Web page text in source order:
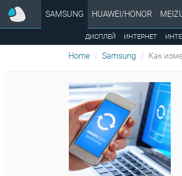
SAMSUNG
ДИСПЛЕЙ ИНТЕРНЕТ
HUAWEI/HONOR
Home Samsung Как